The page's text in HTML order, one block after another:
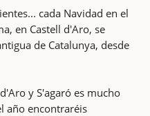
cada Navidad en el
en Castell d'Aro, se
de Catalunya, desde
y S'agaró es mucho
año encontraréis